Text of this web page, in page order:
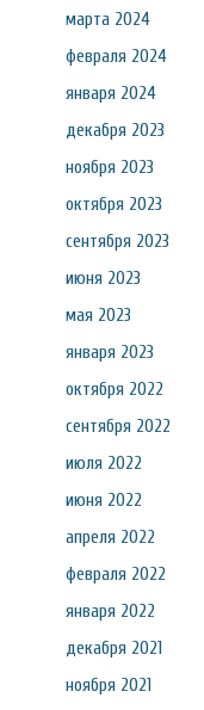
марта 2024
февраля 2024
января 2024
декабря 2023
ноября 2023
октября 2023
сентября 2023
июня 2023
мая 2023
января 2023
октября 2022
сентября 2022
июля 2022
июня 2022
апреля 2022
февраля 2022
января 2022
декабря 2021
ноября 2021